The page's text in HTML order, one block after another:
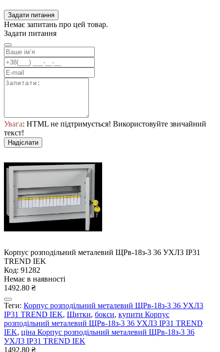
Задати питання
Немає запитань про цей товар.
Задати питання
Увага: HTML не підтримується! Використовуйте звичайний
текст!
Надіслати
Корпус розподільний металевий ЩРв-18з-3 36 УХЛ3 IP31
TREND IEK
Код: 91282
Немає в наявності
1492.80 ₴
Теги: Корпус розподільний металевий ЩРв-18з-3 36 УХЛ3
IP31 TREND IEK, Щитки, бокси, купити Корпус
розподільний металевий ЩРв-18з-3 36 УХЛ3 IP31 TREND
IEK, ціна Корпус розподільний металевий ЩРв-18з-3 36
УХЛ3 IP31 TREND IEK
1492.80 ₴